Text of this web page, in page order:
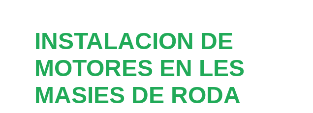
INSTALACION DE
MOTORES EN LES
MASIES DE RODA